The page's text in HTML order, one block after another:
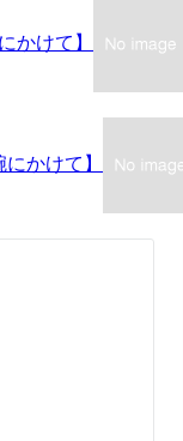
かけて】
かけて】